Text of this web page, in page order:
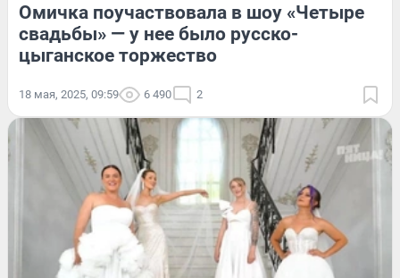
Омичка поучаствовала в шоу «Четыре
свадьбы» — у нее было русско-
цыганское торжество
18 мая, 2025, 09:59 6 490 2